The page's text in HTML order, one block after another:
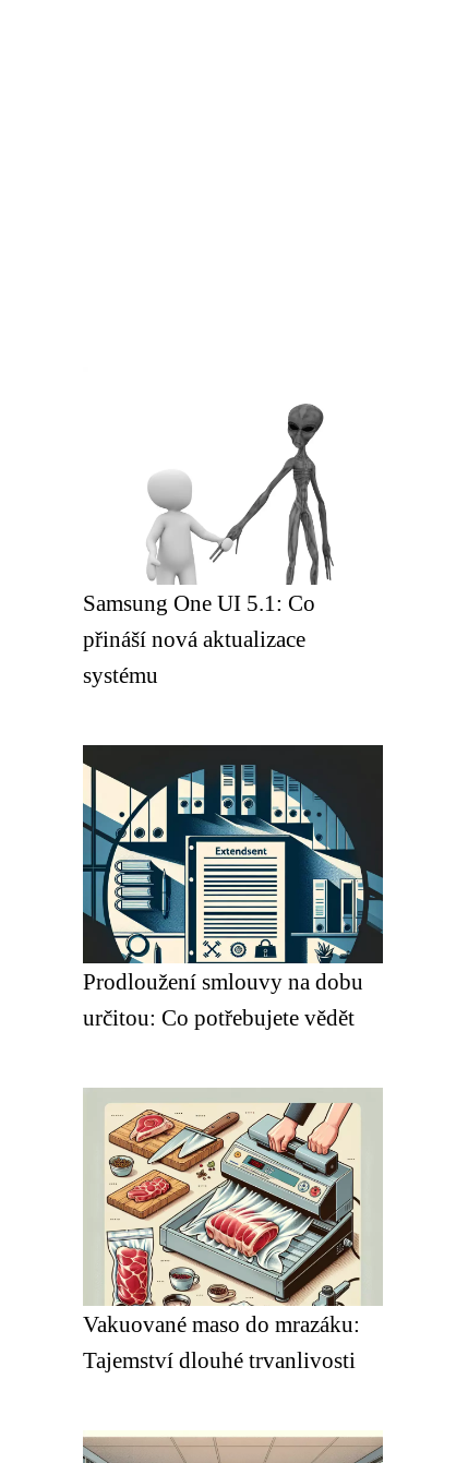
Samsung One UI 5.1: Co
přináší nová aktualizace
systému
Prodloužení smlouvy na dobu
určitou: Co potřebujete vědět
Vakuované maso do mrazáku:
Tajemství dlouhé trvanlivosti